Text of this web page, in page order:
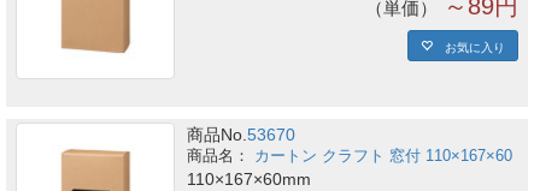
単価 ～89円
お気に入り
商品No.53670
カートン クラフト 窓付 110×167×60
110×167×60mm